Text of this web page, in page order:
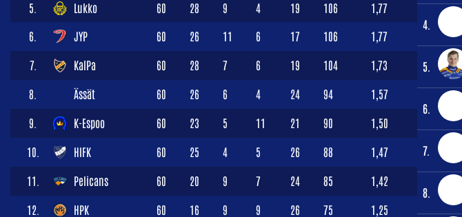
5. Lukko 60 28 9 4 19 106 1,77
6. JYP 60 26 11 6 17 106 1,77
7. KalPa 60 28 7 6 19 104 1,73
8. Ässät 60 26 6 4 24 94 1,57
9. K-Espoo 60 23 5 11 21 90 1,50
10. HIFK 60 25 4 5 26 88 1,47
11. Pelicans 60 20 9 7 24 85 1,42
12. HPK 60 16 9 9 26 75 1,25
4.
5.
6.
7.
8.